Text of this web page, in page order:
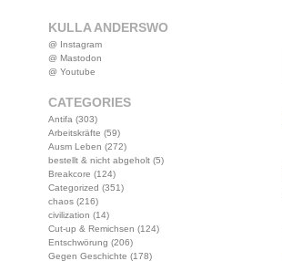
KULLA ANDERSWO
@ Instagram
@ Mastodon
@ Youtube
CATEGORIES
Antifa (303)
Arbeitskräfte (59)
Ausm Leben (272)
bestellt & nicht abgeholt(5)
Breakcore (124)
Categorized (351)
chaos(216)
civilization (14)
Cut-up & Remichsen (124)
Entschwörung (206)
Gegen Geschichte (178)